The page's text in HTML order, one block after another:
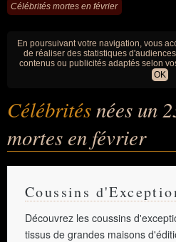
Célébrités mortes en février
En poursuivant votre navigation, vous
de réaliser des statistiques
contenus ou publicités adaptés selon
OK
Célébritésnées un
mortes en février
Coussins
Découvrez les coussins
tissus de grandes maisons